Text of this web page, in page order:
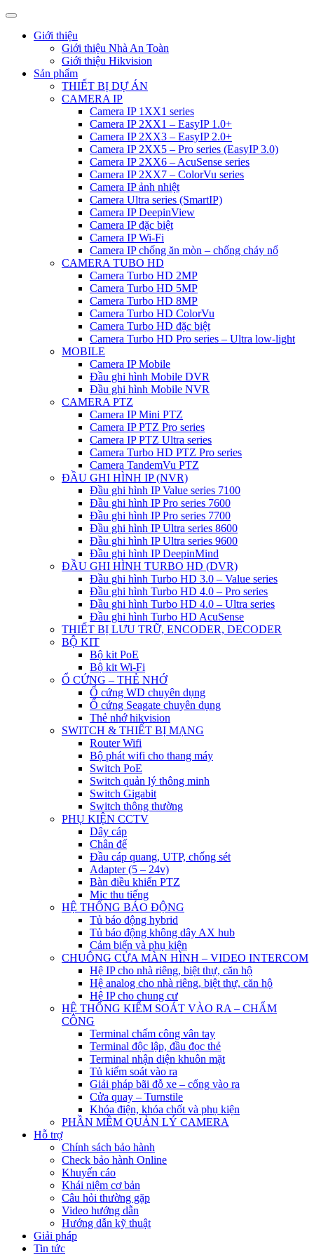
Giới thiệu
Giới thiệu Nhà An Toàn
Giới thiệu Hikvision
Sản phẩm
THIẾT BỊ DỰ ÁN
CAMERA IP
Camera IP 1XX1 series
Camera IP 2XX1 – EasyIP 1.0+
Camera IP 2XX3 – EasyIP 2.0+
Camera IP 2XX5 – Pro series (EasyIP 3.0)
Camera IP 2XX6 – AcuSense series
Camera IP 2XX7 – ColorVu series
Camera IP ảnh nhiệt
Camera Ultra series (SmartIP)
Camera IP DeepinView
Camera IP đặc biệt
Camera IP Wi-Fi
Camera IP chống ăn mòn – chống cháy nổ
CAMERA TUBO HD
Camera Turbo HD 2MP
Camera Turbo HD 5MP
Camera Turbo HD 8MP
Camera Turbo HD ColorVu
Camera Turbo HD đặc biệt
Camera Turbo HD Pro series – Ultra low-light
MOBILE
Camera IP Mobile
Đầu ghi hình Mobile DVR
Đầu ghi hình Mobile NVR
CAMERA PTZ
Camera IP Mini PTZ
Camera IP PTZ Pro series
Camera IP PTZ Ultra series
Camera Turbo HD PTZ Pro series
Camera TandemVu PTZ
ĐẦU GHI HÌNH IP (NVR)
Đầu ghi hình IP Value series 7100
Đầu ghi hình IP Pro series 7600
Đầu ghi hình IP Pro series 7700
Đầu ghi hình IP Ultra series 8600
Đầu ghi hình IP Ultra series 9600
Đầu ghi hình IP DeepinMind
ĐẦU GHI HÌNH TURBO HD (DVR)
Đầu ghi hình Turbo HD 3.0 – Value series
Đầu ghi hình Turbo HD 4.0 – Pro series
Đầu ghi hình Turbo HD 4.0 – Ultra series
Đầu ghi hình Turbo HD AcuSense
THIẾT BỊ LƯU TRỮ, ENCODER, DECODER
BỘ KIT
Bộ kit PoE
Bộ kit Wi-Fi
Ổ CỨNG – THẺ NHỚ
Ổ cứng WD chuyên dụng
Ổ cứng Seagate chuyên dụng
Thẻ nhớ hikvision
SWITCH & THIẾT BỊ MẠNG
Router Wifi
Bộ phát wifi cho thang máy
Switch PoE
Switch quản lý thông minh
Switch Gigabit
Switch thông thường
PHỤ KIỆN CCTV
Dây cáp
Chân đế
Đầu cáp quang, UTP, chống sét
Adapter (5 – 24v)
Bàn điều khiển PTZ
Mic thu tiếng
HỆ THỐNG BÁO ĐỘNG
Tủ báo động hybrid
Tủ báo động không dây AX hub
Cảm biến và phụ kiện
CHUÔNG CỬA MÀN HÌNH – VIDEO INTERCOM
Hệ IP cho nhà riêng, biệt thự, căn hộ
Hệ analog cho nhà riêng, biệt thự, căn hộ
Hệ IP cho chung cư
HỆ THỐNG KIỂM SOÁT VÀO RA – CHẤM
CÔNG
Terminal chấm công vân tay
Terminal độc lập, đầu đọc thẻ
Terminal nhận diện khuôn mặt
Tủ kiểm soát vào ra
Giải pháp bãi đỗ xe – cổng vào ra
Cửa quay – Turnstile
Khóa điện, khóa chốt và phụ kiện
PHẦN MỀM QUẢN LÝ CAMERA
Hỗ trợ
Chính sách bảo hành
Check bảo hành Online
Khuyến cáo
Khái niệm cơ bản
Câu hỏi thường gặp
Video hướng dẫn
Hướng dẫn kỹ thuật
Giải pháp
Tin tức